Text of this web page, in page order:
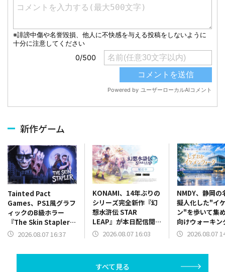
新作ゲーム
Tainted Pact
Games、PS1風グラフ
ィックのB級ホラー
『The Skin Stapler』
を配信開始！
2026.08.07 16:37
KONAMI、14年ぶりの
シリーズ完全新作『幻
想水滸伝 STAR
LEAP』が本日配信開
始…近日実装予定の初
2026.08.07 16:03
NMDY、静岡の
擬人化した"イ
ン"を歩いて集
向けウォーキン
リ「しずおかイ
2026.08.07
すべて見る